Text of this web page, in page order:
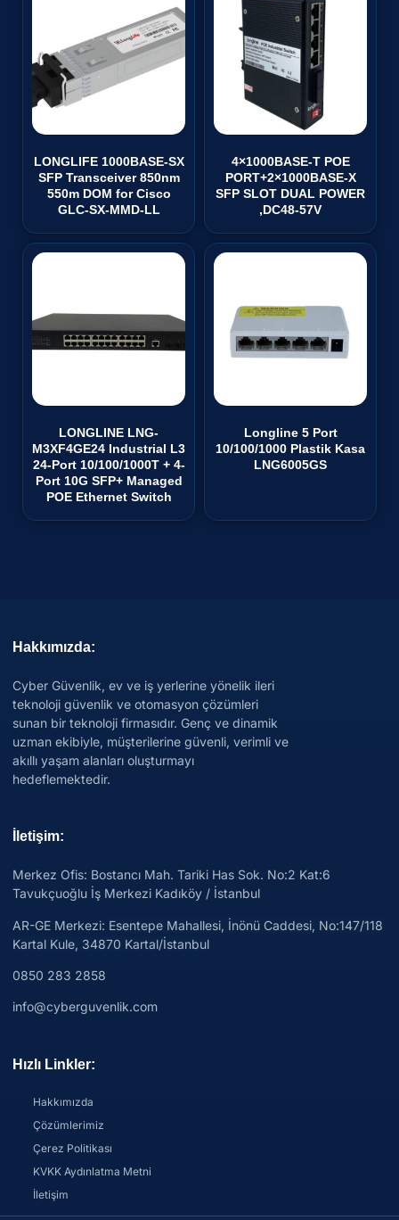
LONGLIFE 1000BASE-SX
SFP Transceiver 850nm
550m DOM for Cisco
GLC-SX-MMD-LL
4×1000BASE-T POE
PORT+2×1000BASE-X
SFP SLOT DUAL POWER
,DC48-57V
LONGLINE LNG-
M3XF4GE24 Industrial L3
24-Port 10/100/1000T + 4-
Port 10G SFP+ Managed
POE Ethernet Switch
Longline 5 Port
10/100/1000 Plastik Kasa
LNG6005GS
Hakkımızda:
Cyber Güvenlik, ev ve iş yerlerine yönelik ileri
teknoloji güvenlik ve otomasyon çözümleri
sunan bir teknoloji firmasıdır. Genç ve dinamik
uzman ekibiyle, müşterilerine güvenli, verimli ve
akıllı yaşam alanları oluşturmayı
hedeflemektedir.
İletişim:
Merkez Ofis: Bostancı Mah. Tariki Has Sok. No:2 Kat:6
Tavukçuoğlu İş Merkezi Kadıköy / İstanbul
AR-GE Merkezi: Esentepe Mahallesi, İnönü Caddesi, No:147/118
Kartal Kule, 34870 Kartal/İstanbul
0850 283 2858
info@cyberguvenlik.com
Hızlı Linkler:
Hakkımızda
Çözümlerimiz
Çerez Politikası
KVKK Aydınlatma Metni
İletişim